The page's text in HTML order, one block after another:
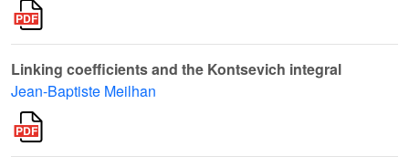
Linking coefficients and the Kontsevich integral
Jean-Baptiste Meilhan